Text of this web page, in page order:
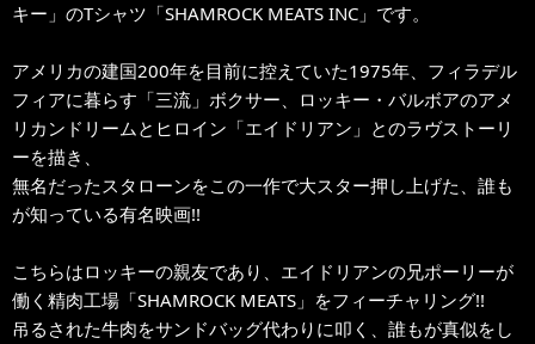
キー」のTシャツ「SHAMROCK MEATS INC」です。
アメリカの建国200年を目前に控えていた1975年、フィラデル
フィアに暮らす「三流」ボクサー、ロッキー・バルボアのアメ
リカンドリームとヒロイン「エイドリアン」とのラヴストーリ
ーを描き、
無名だったスタローンをこの一作で大スター押し上げた、誰も
が知っている有名映画!!
こちらはロッキーの親友であり、エイドリアンの兄ポーリーが
働く精肉工場「SHAMROCK MEATS」をフィーチャリング!!
吊るされた牛肉をサンドバッグ代わりに叩く、誰もが真似をし